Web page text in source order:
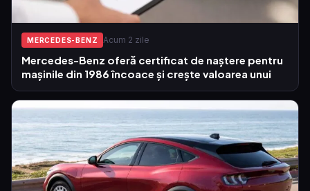
MERCEDES-BENZ Acum 2 zile
Mercedes-Benz oferă certificat de naștere pentru
mașinile din 1986 încoace și crește valoarea unui